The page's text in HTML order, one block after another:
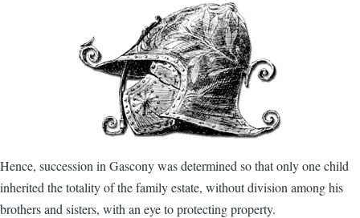
Hence, succession in Gascony was determined so that only one child
inherited the totality of the family estate, without division among his
brothers and sisters, with an eye to protecting property.